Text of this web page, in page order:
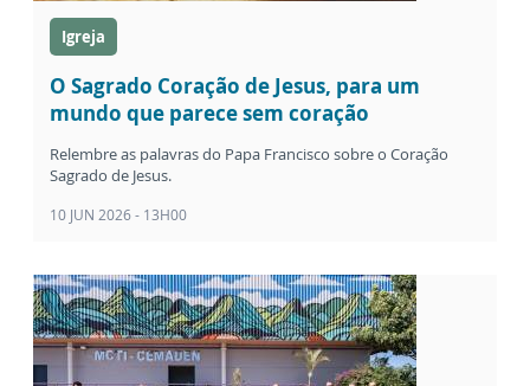
Igreja
O Sagrado Coração de Jesus, para um
mundo que parece sem coração
Relembre as palavras do Papa Francisco sobre o Coração
Sagrado de Jesus.
10 JUN 2026 - 13H00